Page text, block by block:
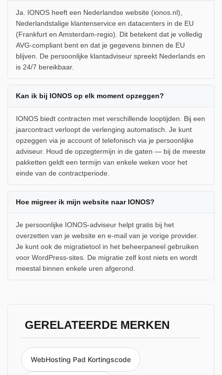
Ja. IONOS heeft een Nederlandse website (ionos.nl),
Nederlandstalige klantenservice en datacenters in de EU
(Frankfurt en Amsterdam-regio). Dit betekent dat je volledig
AVG-compliant bent en dat je gegevens binnen de EU
blijven. De persoonlijke klantadviseur spreekt Nederlands en
is 24/7 bereikbaar.
Kan ik bij IONOS op elk moment opzeggen?
IONOS biedt contracten met verschillende looptijden. Bij een
jaarcontract verloopt de verlenging automatisch. Je kunt
opzeggen via je account of telefonisch via je persoonlijke
adviseur. Houd de opzegtermijn in de gaten — bij de meeste
pakketten geldt een termijn van enkele weken voor het
einde van de contractperiode.
Hoe migreer ik mijn website naar IONOS?
Je persoonlijke IONOS-adviseur helpt gratis bij het
overzetten van je website en e-mail van je vorige provider.
Je kunt ook de migratietool in het beheerpaneel gebruiken
voor WordPress-sites. De migratie zelf kost niets en wordt
meestal binnen enkele uren afgerond.
GERELATEERDE MERKEN
WebHosting Pad Kortingscode